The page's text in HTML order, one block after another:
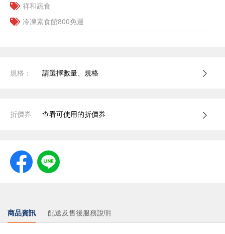
祥和蔬食
冷凍素食館800免運
規格： 請選擇數量、規格
折價券 查看可使用的折價券
商品資訊 配送及售後服務說明